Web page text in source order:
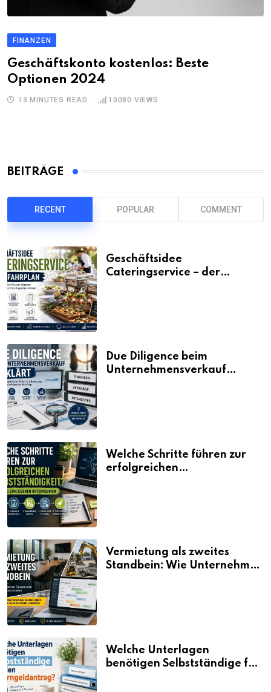
FINANZEN
Geschäftskonto kostenlos: Beste
Optionen 2024
13 MINUTES READ 10080 VIEWS
BEITRÄGE
RECENT POPULAR COMMENT
Geschäftsidee
Cateringservice – der
Due Diligence beim
Unternehmensverkauf
Welche Schritte führen zur
erfolgreichen
Vermietung als zweites
Standbein: Wie Unternehmen
Welche Unterlagen
benötigen Selbstständige für